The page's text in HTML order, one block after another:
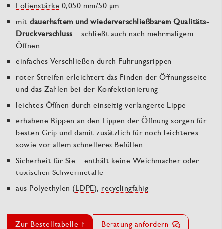
Folienstärke 0,050 mm/50 µm
mit dauerhaftem und wiederverschließbarem Qualitäts-
Druckverschluss – schließt auch nach mehrmaligem
Öffnen
einfaches Verschließen durch Führungsrippen
roter Streifen erleichtert das Finden der Öffnungsseite
und das Zählen bei der Konfektionierung
leichtes Öffnen durch einseitig verlängerte Lippe
erhabene Rippen an den Lippen der Öffnung sorgen für
besten Grip und damit zusätzlich für noch leichteres
sowie vor allem schnelleres Befüllen
Sicherheit für Sie – enthält keine Weichmacher oder
toxischen Schwermetalle
aus Polyethylen (LDPE), recyclingfähig
Zur Bestelltabelle ↑ Beratung anfordern